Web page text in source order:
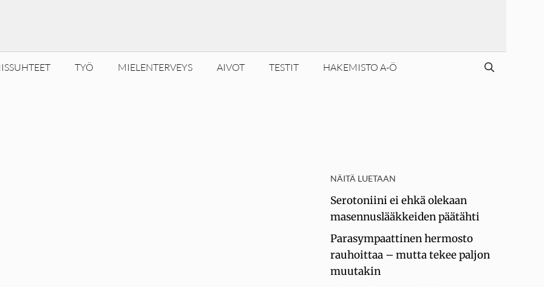
TYÖ MIELENTERVEYS AIVOT TESTIT HAKEMISTO A-Ö
NÄITÄ LUETAAN
Serotoniini ei ehkä olekaan
masennuslääkkeiden päätähti
Parasympaattinen hermosto
rauhoittaa – mutta tekee paljon
muutakin